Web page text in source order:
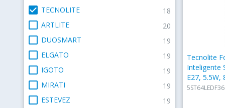
check_box TECNOLITE 18
check_box_outline_blank ARTLITE 20
check_box_outline_blank DUOSMART 19
check_box_outline_blank ELGATO 19
check_box_outline_blank IGOTO 19
check_box_outline_blank MIRATI 19
check_box_outline_blank ESTEVEZ 19
Tecnolite
Inteligente
E27, 5.5W,